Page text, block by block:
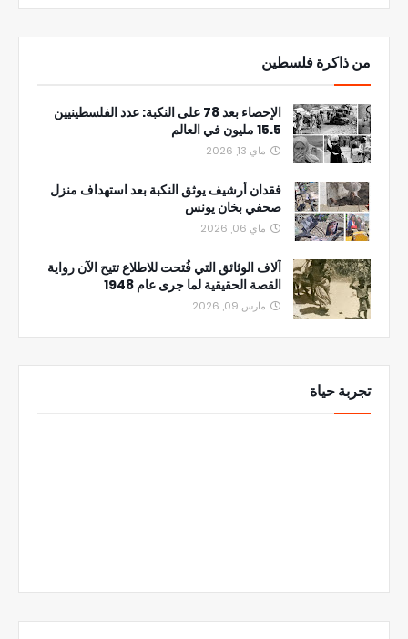
من ذاكرة فلسطين
الإحصاء بعد 78 على النكبة: عدد الفلسطينيين
15.5 مليون في العالم
ماي 13, 2026
فقدان أرشيف يوثق النكبة بعد استهداف منزل
صحفي بخان يونس
ماي 06, 2026
آلاف الوثائق التي فُتحت للاطلاع تتيح الآن رواية
القصة الحقيقية لما جرى عام 1948
مارس 09, 2026
تجربة حياة